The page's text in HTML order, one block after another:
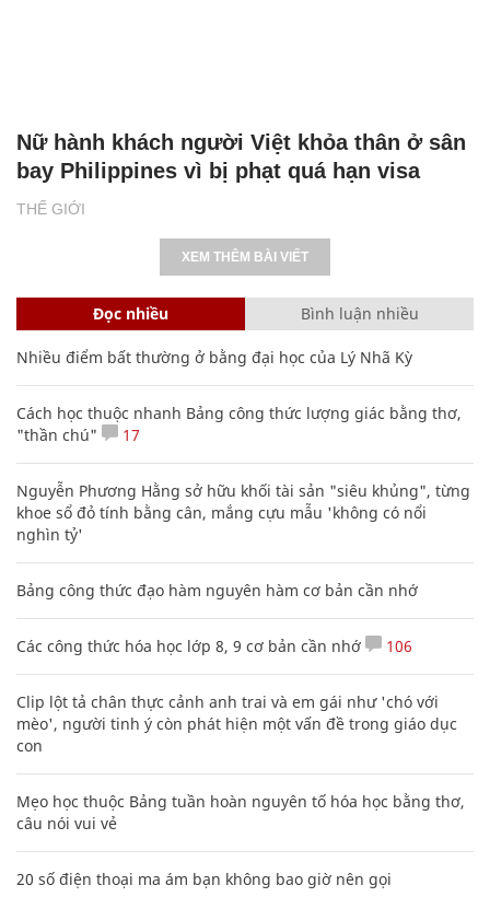
THẾ GIỚI
Nữ hành khách người Việt khỏa thân ở sân
bay Philippines vì bị phạt quá hạn visa
XEM THÊM BÀI VIẾT
Đọc nhiều Bình luận nhiều
Nhiều điểm bất thường ở bằng đại học của Lý Nhã Kỳ
Cách học thuộc nhanh Bảng công thức lượng giác bằng thơ,
"thần chú"
17
Nguyễn Phương Hằng sở hữu khối tài sản "siêu khủng", từng
khoe sổ đỏ tính bằng cân, mắng cựu mẫu 'không có nổi
nghìn tỷ'
Bảng công thức đạo hàm nguyên hàm cơ bản cần nhớ
Các công thức hóa học lớp 8, 9 cơ bản cần nhớ 106
Clip lột tả chân thực cảnh anh trai và em gái như 'chó với
mèo', người tinh ý còn phát hiện một vấn đề trong giáo dục
con
Mẹo học thuộc Bảng tuần hoàn nguyên tố hóa học bằng thơ,
câu nói vui vẻ
20 số điện thoại ma ám bạn không bao giờ nên gọi